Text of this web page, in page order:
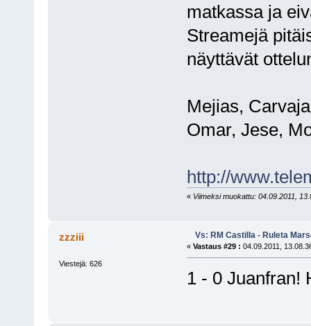
matkassa ja
Streamejä
näyttävät
Mejias,
Omar, Jese,
http://
« Viimeksi muokattu: 04.09.2011,
zzziii
Viestejä: 626
Vs: RM Castilla - Ruleta
« Vastaus #29 : 04.09.2011,
1 - 0 Juanfran!